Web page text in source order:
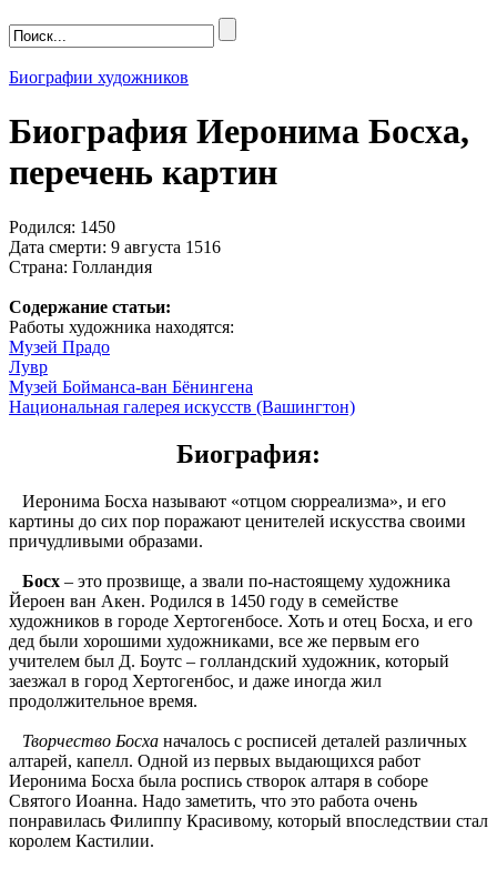
Биографии художников
Биография Иеронима Босха,
перечень картин
Родился: 1450
Дата смерти: 9 августа 1516
Страна: Голландия
Содержание статьи:
Работы художника находятся:
Музей Прадо
Лувр
Музей Бойманса-ван Бёнингена
Национальная галерея искусств (Вашингтон)
Биография:
Иеронима Босха называют «отцом сюрреализма», и его
картины до сих пор поражают ценителей искусства своими
причудливыми образами.
Босх – это прозвище, а звали по-настоящему художника
Йероен ван Акен. Родился в 1450 году в семействе
художников в городе Хертогенбосе. Хоть и отец Босха, и его
дед были хорошими художниками, все же первым его
учителем был Д. Боутс – голландский художник, который
заезжал в город Хертогенбос, и даже иногда жил
продолжительное время.
Творчество Босха началось с росписей деталей различных
алтарей, капелл. Одной из первых выдающихся работ
Иеронима Босха была роспись створок алтаря в соборе
Святого Иоанна. Надо заметить, что это работа очень
понравилась Филиппу Красивому, который впоследствии стал
королем Кастилии.